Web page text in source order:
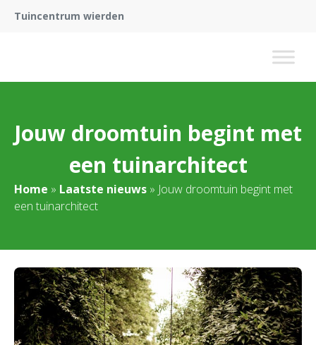
Tuincentrum wierden
Jouw droomtuin begint met
een tuinarchitect
Home » Laatste nieuws » Jouw droomtuin begint met
een tuinarchitect